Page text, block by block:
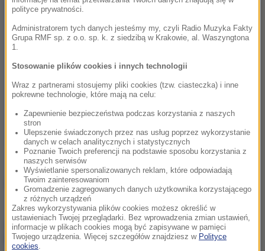
Źródło: RMF FM/PAP
chcesz widzieć więcej artykułów od RMF24?dodaj w
Google
polityce prywatności.
Administratorem tych danych jesteśmy my, czyli Radio Muzyka Fakty
Grupa RMF sp. z o.o. sp. k. z siedzibą w Krakowie, al. Waszyngtona
1.
Stosowanie plików cookies i innych technologii
Wraz z partnerami stosujemy pliki cookies (tzw. ciasteczka) i inne
pokrewne technologie, które mają na celu:
Zapewnienie bezpieczeństwa podczas korzystania z naszych
stron
Ulepszenie świadczonych przez nas usług poprzez wykorzystanie
danych w celach analitycznych i statystycznych
Poznanie Twoich preferencji na podstawie sposobu korzystania z
naszych serwisów
Wyświetlanie spersonalizowanych reklam, które odpowiadają
Twoim zainteresowaniom
Gromadzenie zagregowanych danych użytkownika korzystającego
z różnych urządzeń
Zakres wykorzystywania plików cookies możesz określić w
ustawieniach Twojej przeglądarki. Bez wprowadzenia zmian ustawień,
informacje w plikach cookies mogą być zapisywane w pamięci
Twojego urządzenia. Więcej szczegółów znajdziesz w Polityce
cookies